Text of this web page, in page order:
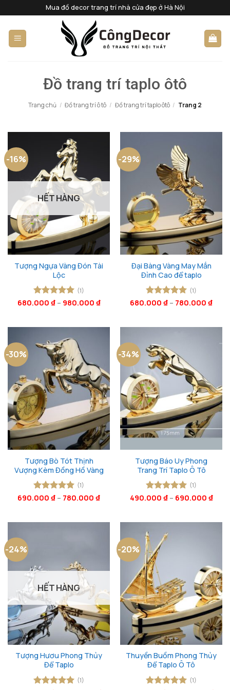
qua
nội
dung
Mua đồ decor trang trí nhà cửa đẹp ở Hà Nội
Đồ trang trí taplo ôtô
Trang chủ / Đồ trang trí ô tô / Đồ trang trí taplo ôtô / Trang 2
-16%
HẾT HÀNG
Tượng Ngựa Vàng Đón Tài
Lộc
Được xếp
(1)
680.000 ₫– 980.000 ₫
-29%
Đại Bàng Vàng May Mắn
Đỉnh Cao để taplo
Được xếp
(1)
680.000 ₫ – 780.000 ₫
-30%
Tượng Bò Tót Thịnh
Vượng Kèm Đồng Hồ Vàng
Được xếp
(1)
690.000 ₫ – 780.000 ₫
-34%
Tượng Báo Uy Phong
Trang Trí Taplo Ô Tô
Được xếp
(1)
490.000 ₫– 690.000 ₫
-24%
HẾT HÀNG
Tượng Hươu Phong Thủy
Để Taplo
(1)
-20%
Thuyền Buồm Phong Thủy
Để Taplo Ô Tô
(1)